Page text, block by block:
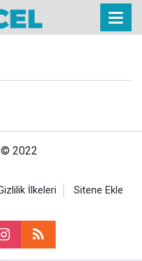
© 2022
İlkeleri Sitene Ekle